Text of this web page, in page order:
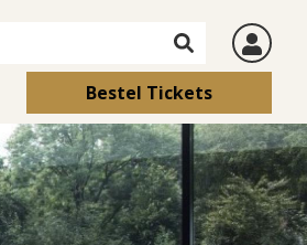
Bestel Tickets